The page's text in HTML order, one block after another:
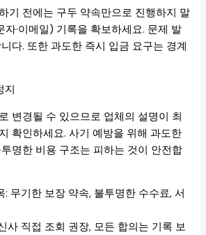
기 전에는 구두 약속만으로 진행하지 말
자·이메일) 기록을 확보하세요. 문제 발
다. 또한 과도한 즉시 입금 요구는 경계
변경될 수 있으므로 업체의 설명이 최
확인하세요. 사기 예방을 위해 과도한
명한 비용 구조는 피하는 것이 안전합
: 무기한 보장 약속, 불투명한 수수료, 서
사 직접 조회 권장, 모든 합의는 기록 보